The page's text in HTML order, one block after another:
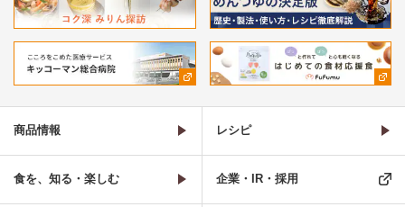
商品情報 レシピ
食を、知る・楽しむ 企業・IR・採用